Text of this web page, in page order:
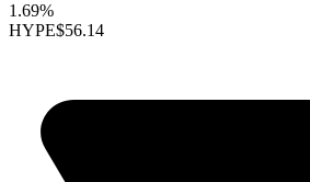
1.69%
HYPE$56.14